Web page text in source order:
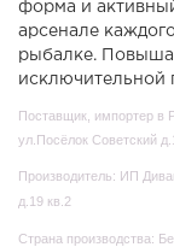
форма и
арсенале
рыбалке.
исключительной
Поставщик, импортер в
ул.Посёлок Советский
Производитель: ИП
д.19 кв.2
Страна производства: